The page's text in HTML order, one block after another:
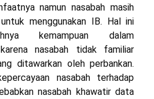
namun nasabah masih
menggunakan IB. Hal ini
kemampuan dalam
nasabah tidak familiar
ditawarkan oleh perbankan.
nasabah terhadap
nasabah khawatir data